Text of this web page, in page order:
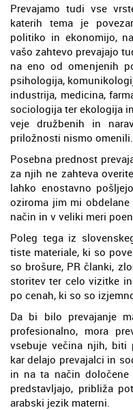
Prevajamo tudi vse
katerih tema je
politiko in ekonomijo,
vašo zahtevo prevajajo
na eno od omenjenih
psihologija,
industrija, medicina,
sociologija ter ekologija
veje družbenih in
priložnosti nismo omenili.
Posebna prednost
za njih ne zahteva
lahko enostavno
oziroma jim mi
način in v veliki meri
Poleg tega iz
tiste materiale, ki so
so brošure, PR članki,
storitev ter celo vizitke
po cenah, ki so so
Da bi bilo prevajanje
profesionalno, mora
vsebuje večina njih, biti
kar delajo prevajalci in
in na ta način
predstavljajo, približa
arabski jezik materni.